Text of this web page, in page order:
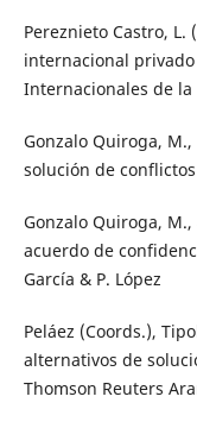
Pereznieto Castro, L.
internacional privado
Internacionales de la
Gonzalo Quiroga,
solución de
Gonzalo Quiroga,
acuerdo de
García & P. López
Peláez (Coords.),
alternativos de
Thomson Reuters